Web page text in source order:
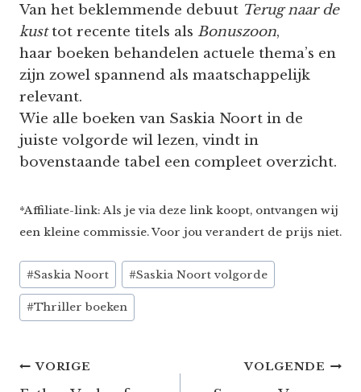
Van het beklemmende debuut Terug naar de
kusttot recente titels als Bonuszoon,
haar boeken behandelen actuele thema’s en
zijn zowel spannend als maatschappelijk
relevant.
Wie alle boeken van Saskia Noort in de
juiste volgorde wil lezen, vindt in
bovenstaande tabel een compleet overzicht.
*Affiliate-link: Als je via deze link koopt, ontvangen wij
een kleine commissie. Voor jou verandert de prijs niet.
Bericht
tags:
#Saskia Noort #Saskia Noort volgorde
#Thriller boeken
Bericht
VORIGE VOLGENDE